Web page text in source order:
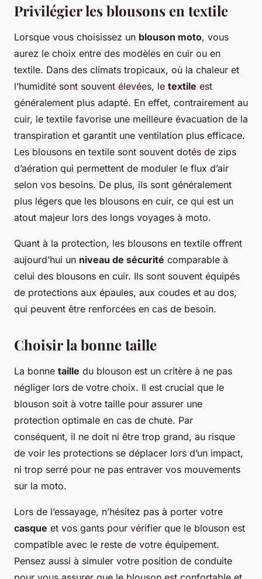
Privilégier les blousons en textile
Lorsque vous choisissez un blouson moto, vous
aurez le choix entre des modèles en cuir ou en
textile. Dans des climats tropicaux, où la chaleur et
l’humidité sont souvent élevées, le textile est
généralement plus adapté. En effet, contrairement au
cuir, le textile favorise une meilleure évacuation de la
transpiration et garantit une ventilation plus efficace.
Les blousons en textile sont souvent dotés de zips
d’aération qui permettent de moduler le flux d’air
selon vos besoins. De plus, ils sont généralement
plus légers que les blousons en cuir, ce qui est un
atout majeur lors des longs voyages à moto.
Quant à la protection, les blousons en textile offrent
aujourd’hui un niveau de sécurité comparable à
celui des blousons en cuir. Ils sont souvent équipés
de protections aux épaules, aux coudes et au dos,
qui peuvent être renforcées en cas de besoin.
Choisir la bonne taille
La bonne taille du blouson est un critère à ne pas
négliger lors de votre choix. Il est crucial que le
blouson soit à votre taille pour assurer une
protection optimale en cas de chute. Par
conséquent, il ne doit ni être trop grand, au risque
de voir les protections se déplacer lors d’un impact,
ni trop serré pour ne pas entraver vos mouvements
sur la moto.
Lors de l’essayage, n’hésitez pas à porter votre
casque et vos gants pour vérifier que le blouson est
compatible avec le reste de votre équipement.
Pensez aussi à simuler votre position de conduite